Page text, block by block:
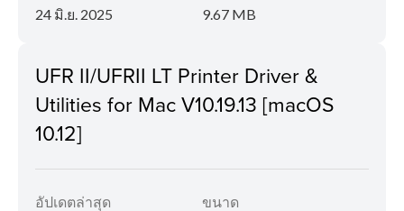
24 มิ.ย. 2025
9.67 MB
UFR II/UFRII LT Printer Driver &
Utilities for Mac V10.19.13 [macOS
10.12]
อัปเดตล่าสุด
ขนาด